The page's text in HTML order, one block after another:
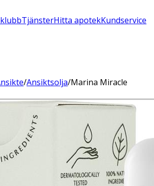
TjänsterHitta apotekKundservice
/Ansiktsolja/Marina Miracle